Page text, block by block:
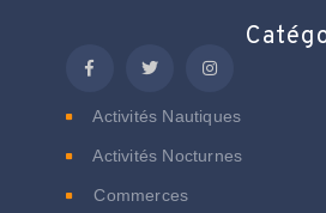
Activités Nautiques
Activités Nocturnes
Commerces